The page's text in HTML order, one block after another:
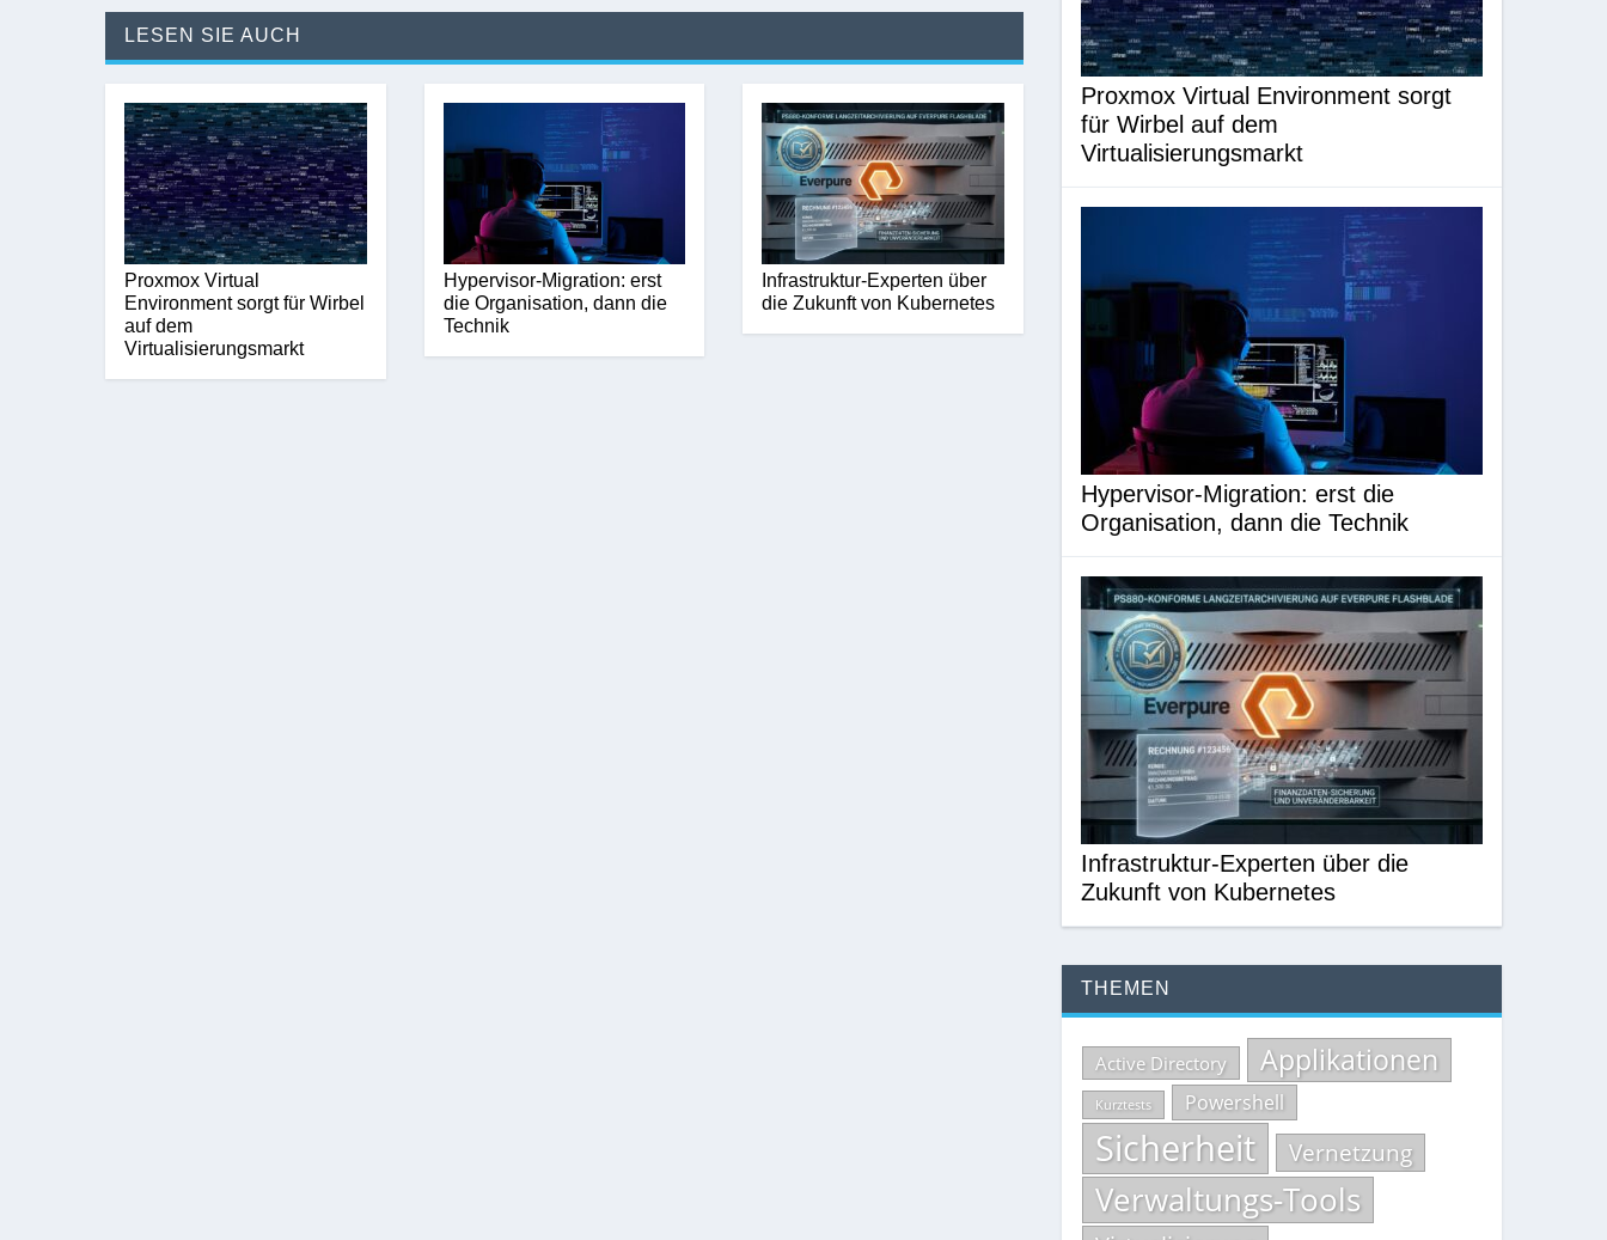
LESEN SIE AUCH
Proxmox Virtual
Environment sorgt für Wirbel
auf dem
Virtualisierungsmarkt
Hypervisor-Migration: erst
die Organisation, dann die
Technik
Infrastruktur-Experten über
die Zukunft von Kubernetes
Proxmox Virtual Environment sorgt
für Wirbel auf dem
Virtualisierungsmarkt
Hypervisor-Migration: erst die
Organisation, dann die Technik
Infrastruktur-Experten über die
Zukunft von Kubernetes
THEMEN
Active Directory Applikationen
Kurztests Powershell
Sicherheit Vernetzung
Verwaltungs-Tools